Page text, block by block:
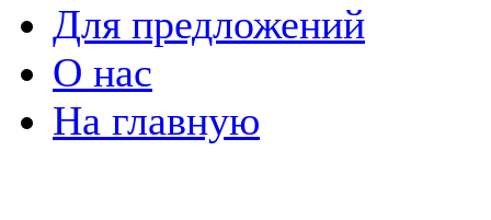
Для предложений
О нас
На главную